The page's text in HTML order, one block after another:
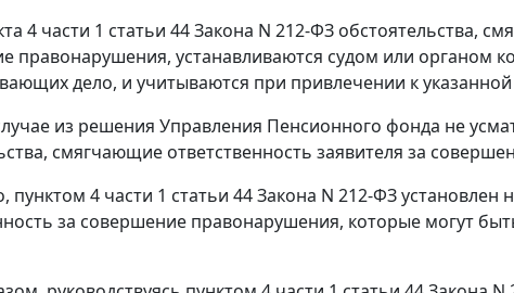
4 части 1 статьи 44Закона N 212-ФЗ обстоятельства,
правонарушения, устанавливаются судом или органом
дело, и учитываются при привлечении к указанной
из решения Управления Пенсионного фонда не
смягчающие ответственность заявителя за
пунктом 4 части 1 статьи 44Закона N 212-ФЗ установлен
за совершение правонарушения, которые могут